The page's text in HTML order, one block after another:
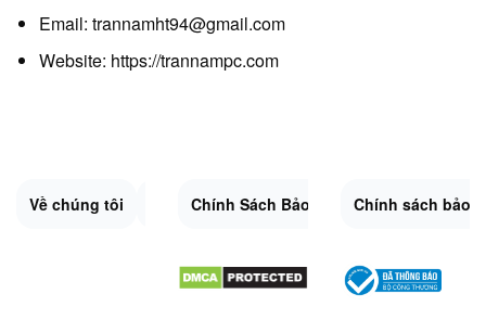
Email: trannamht94@gmail.com
Website: https://trannampc.com
Về chúng tôi Liên Hệ Quy Định Chung Sitemap.XML
Chính Sách Bảo Mật Đổi trả và hoàn
Chính sách bảo